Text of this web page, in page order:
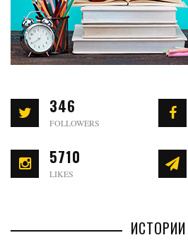
346
FOLLOWERS
5710
LIKES
ИСТОРИИ